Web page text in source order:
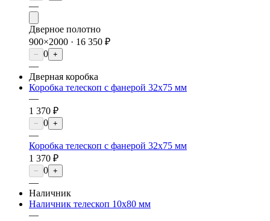
—
Дверное полотно
900×2000 · 16 350 ₽
− 0 +
—
Дверная коробка
Коробка телескоп с фанерой 32х75 мм
—
1 370 ₽
− 0 +
—
Коробка телескоп с фанерой 32х75 мм
1 370 ₽
− 0 +
—
Наличник
Наличник телескоп 10х80 мм
—